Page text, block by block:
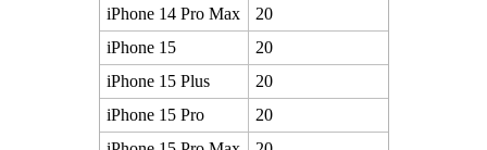
iPhone 14 Pro Max
20
iPhone 15
20
iPhone 15 Plus
20
iPhone 15 Pro
20